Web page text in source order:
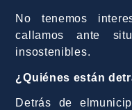
No tenemos
callamos ante
insostenibles.
¿Quiénes están
Detrás de